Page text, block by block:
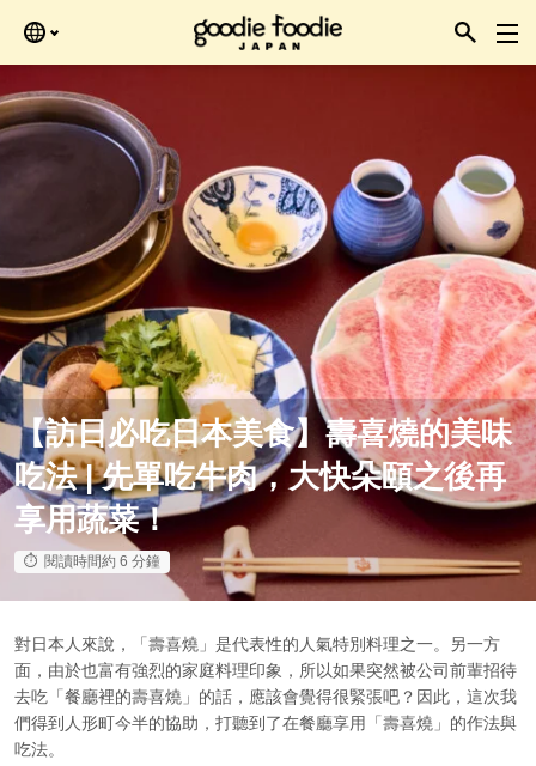
【訪日必吃日本美食】壽喜燒的美味
吃法 | 先單吃牛肉，大快朵頤之後再
享用蔬菜！
閱讀時間約 6 分鐘
對日本人來說，「壽喜燒」是代表性的人氣特別料理之一。另一方
面，由於也富有強烈的家庭料理印象，所以如果突然被公司前輩招待
去吃「餐廳裡的壽喜燒」的話，應該會覺得很緊張吧？因此，這次我
們得到人形町今半的協助，打聽到了在餐廳享用「壽喜燒」的作法與
吃法。